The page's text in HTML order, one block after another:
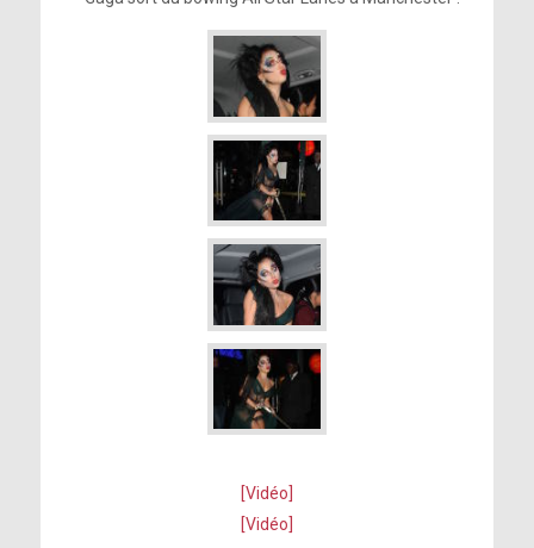
[Vidéo]
[Vidéo]